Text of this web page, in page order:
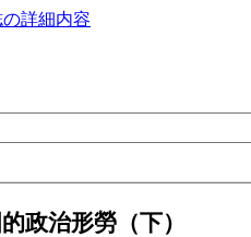
詳細内容
政治形勞（下）